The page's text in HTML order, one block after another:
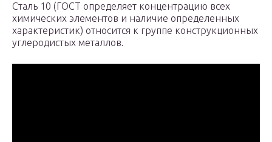
Сталь 10 (ГОСТ определяет концентрацию всех
химических элементов и наличие определенных
характеристик) относится к группе конструкционных
углеродистых металлов.